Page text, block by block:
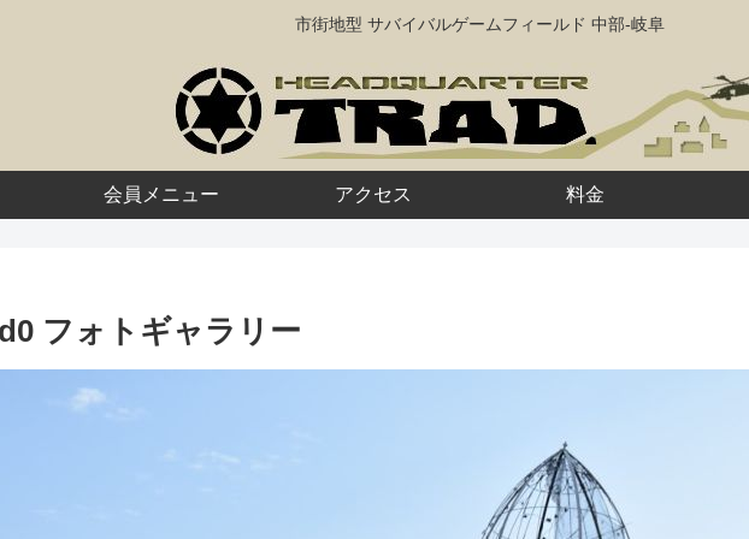
市街地型 サバイバルゲームフィールド 中部-岐阜
会員メニュー アクセス 料金
フォトギャラリー